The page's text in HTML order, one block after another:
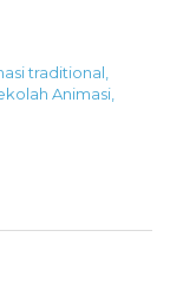
traditional
Animasi